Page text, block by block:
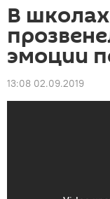
В
эмоции
13:08 02.09.2019